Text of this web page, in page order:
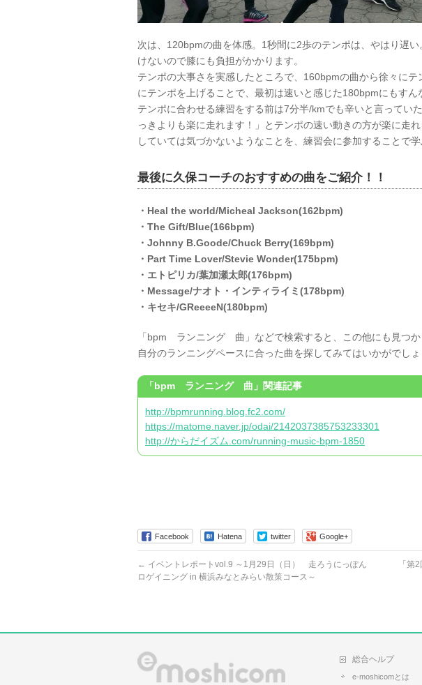
次は、120bpmの曲を体感。1秒間に2歩のテンポは、やはり遅
けないので膝にも負担がかかります。
テンポの大事さを実感したところで、160bpmの曲から徐々に
にテンポを上げることで、最初は速いと感じた180bpmにもすん
テンポに合わせる練習をする前は7分半/kmでも辛いと言ってい
っきよりも楽に走れます！」とテンポの速い動きの方が楽に走
していては気づかないようなことを、練習会に参加することで学
最後に久保コーチのおすすめの曲をご紹介！！
・Heal the world/Micheal Jackson(162bpm)
・The Gift/Blue(166bpm)
・Johnny B.Goode/Chuck Berry(169bpm)
・Part Time Lover/Stevie Wonder(175bpm)
・エトピリカ/葉加瀬太郎(176bpm)
・Message/ナオト・インティライミ(178bpm)
・キセキ/GReeeeN(180bpm)
「bpm ランニング 曲」などで検索すると、この他にも見つか
自分のランニングペースに合った曲を探してみてはいかがでしょ
「bpm ランニング 曲」関連記事
http://bpmrunning.blog.fc2.com/
https://matome.naver.jp/odai/2142037385753233301
http://からだイズム.com/running-music-bpm-1850
Facebook Hatena twitter Google+
← イベントレポートvol.9 ～1月29日（日） 走ろうにっぽん
ロゲイニング in 横浜みなとみらい散策コース～
「第
総合ヘルプ
e-moshicomとは